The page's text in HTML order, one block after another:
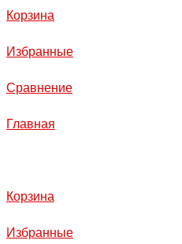
Корзина
Избранные
Сравнение
Главная
Корзина
Избранные